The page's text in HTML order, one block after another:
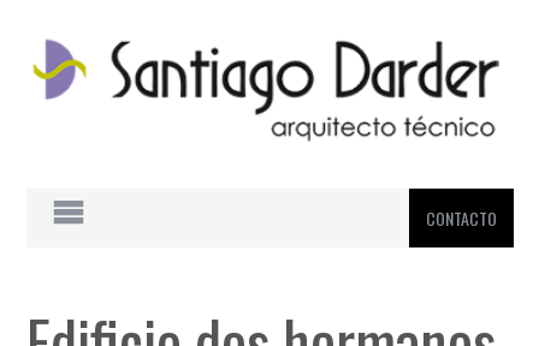
CONTACTO